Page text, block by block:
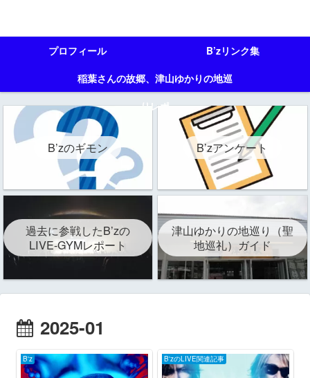
プロフィール
B’zリンク集
稲葉さんの故郷、津山ゆかりの地巡
りレポ
B’zのギモン B’zアンケート
過去に参戦したB’zの
LIVE-GYMレポート
津山ゆかりの地巡り（聖
地巡礼）ガイド
2025-01
B'z B'zのLIVE関連記事